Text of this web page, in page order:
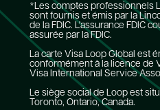
*Les comptes professionnels
sont fournis et émis par la
de la FDIC. L'assurance FDIC
assurée par la FDIC.
La carte Visa Loop Global est
conformément à la licence de
Visa International Service
Le siège social de Loop est
Toronto, Ontario, Canada.